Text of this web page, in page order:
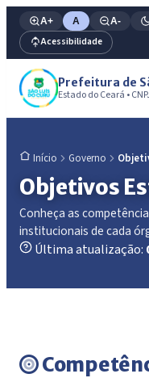
A+ A A-
Acessibilidade
Prefeitura de
Estado do Ceará •
Início Governo
Objetivos
Conheça as
institucionais de cada
Última atualização: